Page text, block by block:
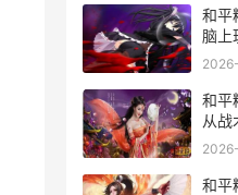
和平
脑上
真相
和平
从战
进阶
和平